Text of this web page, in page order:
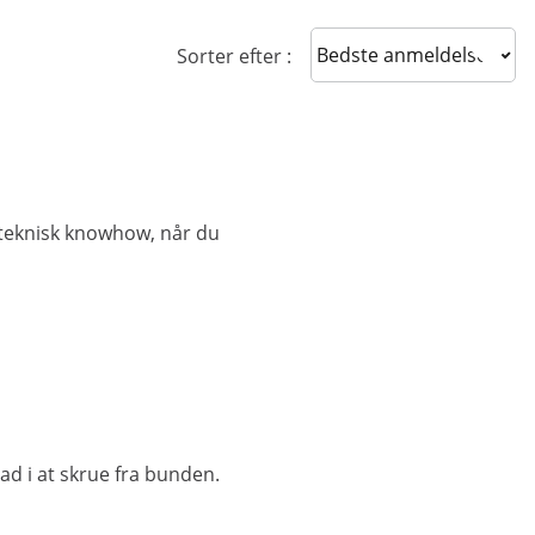
Sorter efter : Sort reviews
knowhow, når du
i at skrue fra bunden.